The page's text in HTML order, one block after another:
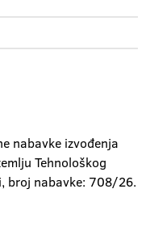
nabavke izvođenja
Tehnološkog
broj nabavke: 708/26.